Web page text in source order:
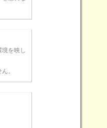
を映し
。